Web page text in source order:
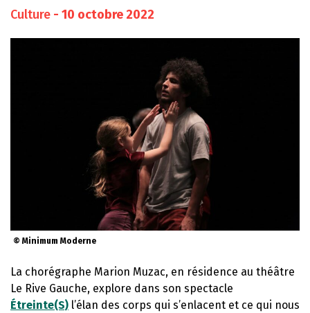
Culture - 10 octobre 2022
© Minimum Moderne
La chorégraphe Marion Muzac, en résidence au théâtre
Le Rive Gauche, explore dans son spectacle
Étreinte(S) l’élan des corps qui s’enlacent et ce qui nous